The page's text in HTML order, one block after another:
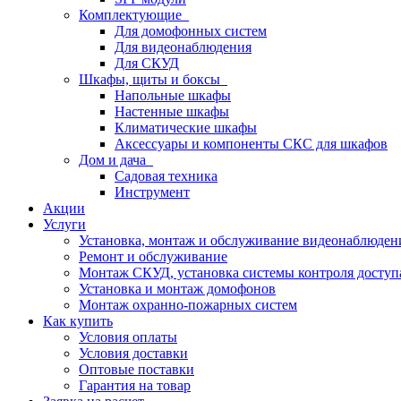
Комплектующие
Для домофонных систем
Для видеонаблюдения
Для СКУД
Шкафы, щиты и боксы
Напольные шкафы
Настенные шкафы
Климатические шкафы
Аксессуары и компоненты СКС для шкафов
Дом и дача
Садовая техника
Инструмент
Акции
Услуги
Установка, монтаж и обслуживание
Ремонт и обслуживание
Монтаж СКУД, установка системы контроля
Установка и монтаж домофонов
Монтаж охранно-пожарных систем
Как купить
Условия оплаты
Условия доставки
Оптовые поставки
Гарантия на товар